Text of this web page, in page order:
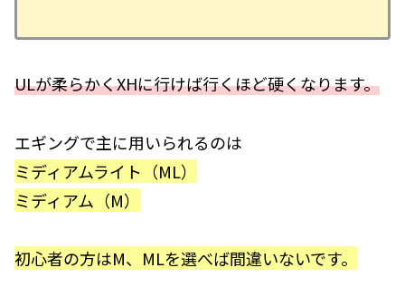
ULが柔らかくXHに行けば行くほど硬くなります。
エギングで主に用いられるのは
ミディアムライト（ML）
ミディアム（M）
初心者の方はM、MLを選べば間違いないです。